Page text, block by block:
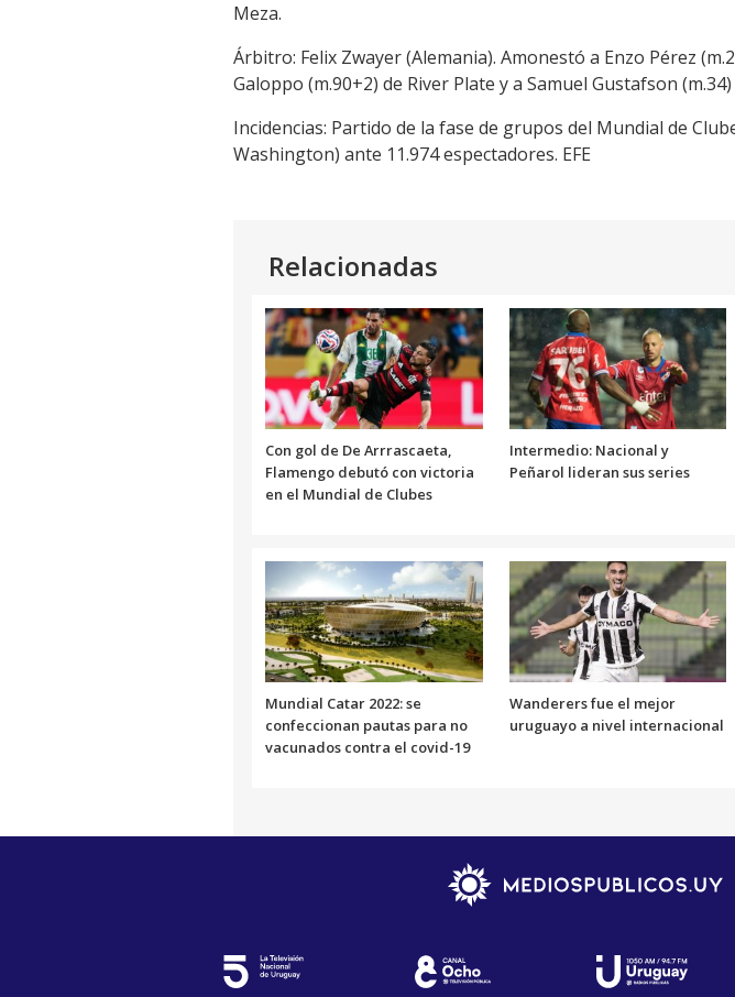
Meza.
Árbitro: Felix Zwayer (Alemania). Amonestó a Enzo Pérez
Galoppo (m.90+2) de River Plate y a Samuel Gustafson
Incidencias: Partido de la fase de grupos del Mundial de
Washington) ante 11.974 espectadores. EFE
Relacionadas
Con gol de De Arrrascaeta,
Flamengo debutó con victoria
en el Mundial de Clubes
Intermedio: Nacional y
Peñarol lideran sus series
Mundial Catar 2022: se
confeccionan pautas para no
vacunados contra el covid-19
Wanderers fue el mejor
uruguayo a nivel internacional